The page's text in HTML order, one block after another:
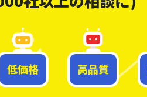
低価格 高品質